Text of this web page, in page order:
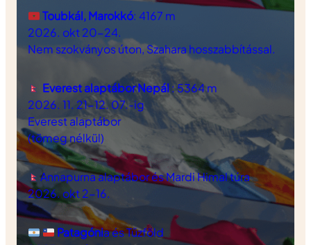
Toubkál, Marokkó: 4167 m
2026. okt 20-24.
Nem szokványos úton, Szahara hosszabbítással.
Everest alaptábor Nepál: 5364 m
2026. 11. 21-12. 07.-ig
Everest alaptábor
(tömeg nélkül)
Annapurna alaptábor és Mardi Himal túra
2026. okt 2-16.
Patagónia és Tűzföld